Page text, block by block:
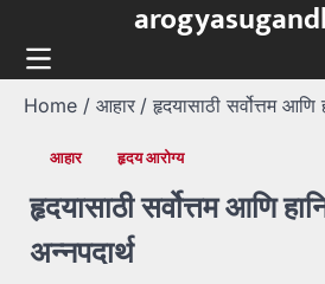
content
Home आहार हृदयासाठी सर्वोत्तम आणि
आहार हृदय आरोग्य
हृदयासाठी सर्वोत्तम आणि
अन्नपदार्थ